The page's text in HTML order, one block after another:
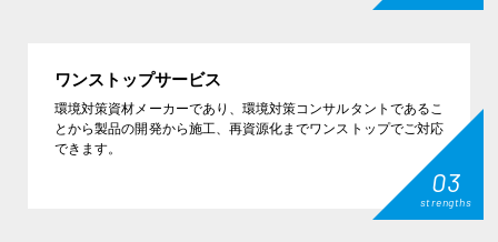
ワンストップサービス
環境対策資材メーカーであり、環境対策コンサルタントであるこ
とから製品の開発から施工、再資源化までワンストップでご対応
できます。
03
strengths